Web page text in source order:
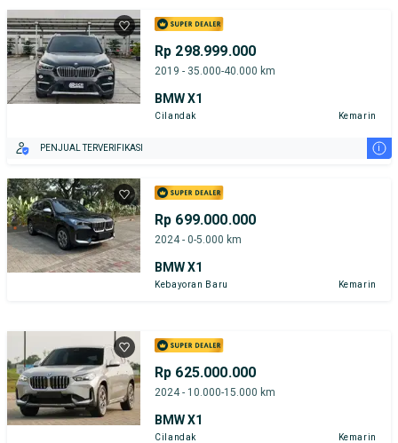
Rp 298.999.000
2019 - 35.000-40.000 km
BMW X1
Cilandak Kemarin
PENJUAL TERVERIFIKASI i
Rp 699.000.000
2024 - 0-5.000 km
BMW X1
Kebayoran Baru Kemarin
Rp 625.000.000
2024 - 10.000-15.000 km
BMW X1
Cilandak Kemarin